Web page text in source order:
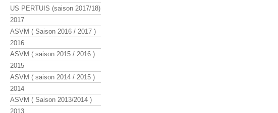
US PERTUIS (saison 2017/18)
2017
ASVM ( Saison 2016 / 2017 )
2016
ASVM ( saison 2015 / 2016 )
2015
ASVM ( saison 2014 / 2015 )
2014
ASVM ( Saison 2013/2014 )
2013